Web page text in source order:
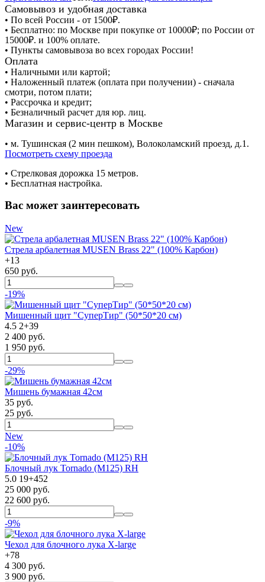
Самовывоз и удобная доставка
• По всей России - от 1500₽.
• Бесплатно: по Москве при покупке от 10000₽; по России от
15000₽. и 100% оплате.
• Пункты самовывоза во всех городах России!
Оплата
• Наличными или картой;
• Наложенный платеж (оплата при получении) - сначала
смотри, потом плати;
• Рассрочка и кредит;
• Безналичный расчет для юр. лиц.
Магазин и сервис-центр в Москве
• м. Тушинская (2 мин пешком), Волоколамский проезд, д.1.
Посмотреть схему проезда
• Cтрелковая дорожка 15 метров.
• Бесплатная настройка.
Вас может заинтересовать
New
Стрела арбалетная MUSEN Brass 22" (100% Карбон)
+13
650 руб.
-19%
Мишенный щит "СуперТир" (50*50*20 см)
4.5 2+39
2 400 руб.
1 950 руб.
-29%
Мишень бумажная 42см
35 руб.
25 руб.
New
-10%
Блочный лук Tornado (M125) RH
5.0 19+452
25 000 руб.
22 600 руб.
-9%
Чехол для блочного лука X-large
+78
4 300 руб.
3 900 руб.